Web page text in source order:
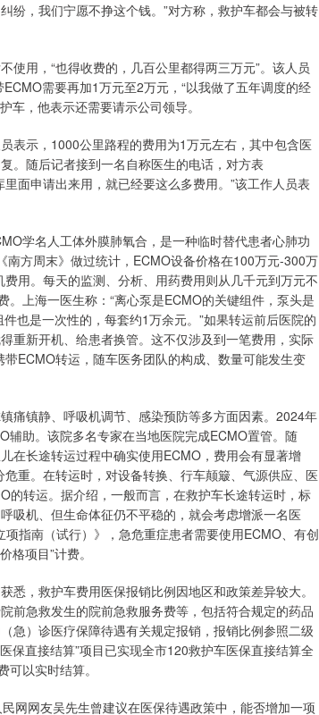
纷，我们宁愿不挣这个钱。”对方称，救护车都会与被转
用，“也得收费的，几百公里都得两三万元”。该人员
需要再加1万元至2万元，“以我做了五年调度的经
车，他表示还需要请示公司领导。
表示，1000公里路程的费用为1万元左右，其中包含医
。随后记者接到一名自称医生的电话，对方表
面申请出来用，就已经要这么多费用。”该工作人员表
学名人工体外膜肺氧合，是一种临时替代患者心肺功
方周末》做过统计，ECMO设备价格在100万元-300万
用。每天的监测、分析、用药费用则从几千元到万元不
上海一医生称：“离心泵是ECMO的关键组件，泵头是
也是一次性的，每套约1万余元。”如果转运前后医院的
重新开机、给患者换管。这不仅涉及到一笔费用，实际
ECMO转运，随车医务团队的构成、数量可能发生变
痛镇静、呼吸机调节、感染预防等多方面因素。2024年
助。该院多名专家在当地医院完成ECMO置管。随
在长途转运过程中确实使用ECMO，费用会有显著增
重。在转运时，对设备转换、行车颠簸、气源供应、医
的转运。据介绍，一般而言，在救护车长途转运时，标
吸机、但生命体征仍不平稳的，就会考虑增派一名医
指南（试行）》，急危重症患者需要使用ECMO、有创
项目”计费。
，救护车费用医保报销比例因地区和政策差异较大。
前急救发生的院前急救服务费等，包括符合规定的药品
急）诊医疗保障待遇有关规定报销，报销比例参照二级
保直接结算”项目已实现全市120救护车医保直接结算全
以实时结算。
网网友吴先生曾建议在医保待遇政策中，能否增加一项